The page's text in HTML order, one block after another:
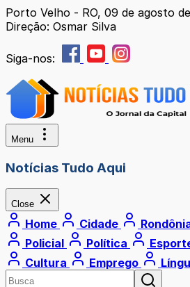
Porto Velho - RO, 09 de agosto
Direção: Osmar Silva
Siga-nos:
Menu
Notícias Tudo Aqui
Close
Home Cidade
Policial
Política
Cultura
Emprego